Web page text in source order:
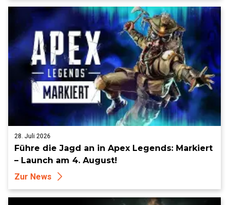
28. Juli 2026
Führe die Jagd an in Apex Legends: Markiert
– Launch am 4. August!
Zur News